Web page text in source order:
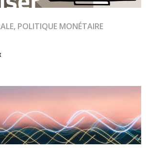
POLITIQUE MONÉTAIRE